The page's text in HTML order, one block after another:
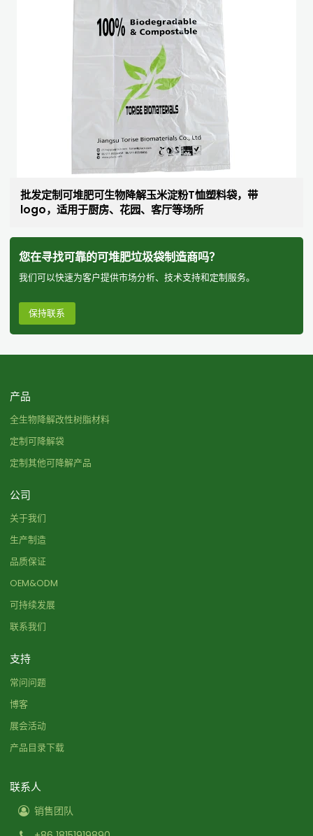
批发定制可堆肥可生物降解玉米淀粉T恤塑料袋，带
logo，适用于厨房、花园、客厅等场所
您在寻找可靠的可堆肥垃圾袋制造商吗？
我们可以快速为客户提供市场分析、技术支持和定制服务。
保持联系
产品
全生物降解改性树脂材料
定制可降解袋
定制其他可降解产品
公司
关于我们
生产制造
品质保证
OEM&ODM
可持续发展
联系我们
支持
常问问题
博客
展会活动
产品目录下载
联系人
销售团队